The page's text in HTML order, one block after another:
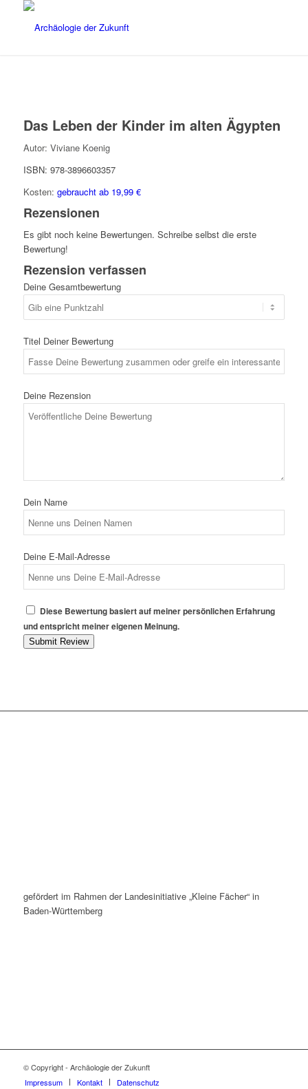
Das Leben der Kinder im alten Ägypten
Autor: Viviane Koenig
ISBN: 978-3896603357
Kosten: gebraucht ab 19,99 €
Rezensionen
Es gibt noch keine Bewertungen. Schreibe selbst die erste
Bewertung!
Rezension verfassen
Deine Gesamtbewertung
Titel Deiner Bewertung
Deine Rezension
Dein Name
Deine E-Mail-Adresse
Diese Bewertung basiert auf meiner persönlichen Erfahrung
und entspricht meiner eigenen Meinung.
Submit Review
gefördert im Rahmen der Landesinitiative „Kleine Fächer“ in
Baden-Württemberg
© Copyright - Archäologie der Zukunft
Impressum
Kontakt Datenschutz